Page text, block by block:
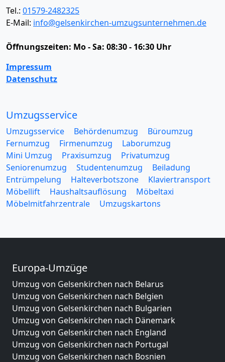
Tel.: 01579-2482325
E-Mail: info@gelsenkirchen-umzugsunternehmen.de
Öffnungszeiten: Mo - Sa: 08:30 - 16:30 Uhr
Impressum
Datenschutz
Umzugsservice
Umzugsservice Behördenumzug
Büroumzug
Fernumzug
Firmenumzug
Laborumzug
Mini Umzug
Praxisumzug
Privatumzug
Seniorenumzug
Studentenumzug
Beiladung
Entrümpelung
Halteverbotszone
Klaviertransport
Möbellift
Haushaltsauflösung
Möbeltaxi
Möbelmitfahrzentrale
Umzugskartons
Europa-Umzüge
Umzug von Gelsenkirchen nach Belarus
Umzug von Gelsenkirchen nach Belgien
Umzug von Gelsenkirchen nach Bulgarien
Umzug von Gelsenkirchen nach Dänemark
Umzug von Gelsenkirchen nach England
Umzug von Gelsenkirchen nach Portugal
Umzug von Gelsenkirchen nach Bosnien